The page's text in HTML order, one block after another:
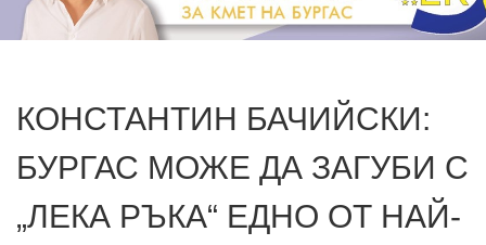
КОНСТАНТИН БАЧИЙСКИ:
БУРГАС МОЖЕ ДА ЗАГУБИ С
„ЛЕКА РЪКА“ ЕДНО ОТ НАЙ-